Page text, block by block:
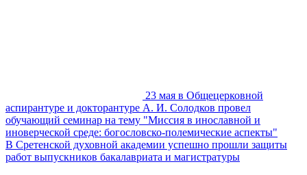
23 мая в Общецерковной
аспирантуре и докторантуре А. И. Солодков провел
обучающий семинар на тему "Миссия в инославной и
иноверческой среде: богословско-полемические аспекты"
В Сретенской духовной академии успешно прошли защиты
работ выпускников бакалавриата и магистратуры